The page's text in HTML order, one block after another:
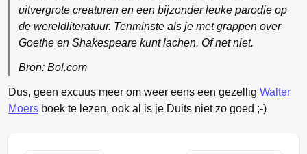
uitvergrote creaturen en een bijzonder leuke parodie op
de wereldliteratuur. Tenminste als je met grappen over
Goethe en Shakespeare kunt lachen. Of net niet.
Bron: Bol.com
Dus, geen excuus meer om weer eens een gezellig Walter
Moers boek te lezen, ook al is je Duits niet zo goed ;-)